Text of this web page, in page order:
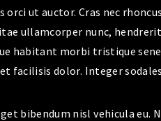
ut auctor. Cras nec
ullamcorper nunc,
habitant morbi tristique
facilisis dolor. Integer
bibendum nisl vehicula eu.